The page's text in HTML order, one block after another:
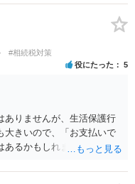
#相続税対策
役にたった 5
ありませんが、生活保護行
大きいので、「お支払いで
あるかもしれません。 通報
。